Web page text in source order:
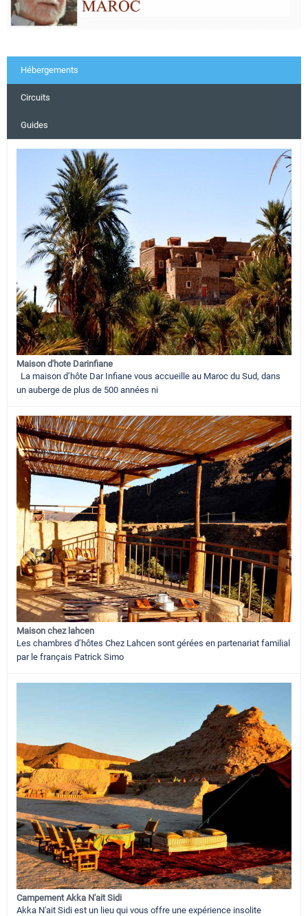
Hébergements
Circuits
Guides
Maison d'hote Darinfiane
La maison d’hôte Dar Infiane vous accueille au Maroc du Sud, dans
un auberge de plus de 500 années ni
Maison chez lahcen
Les chambres d’hôtes Chez Lahcen sont gérées en partenariat familial
par le français Patrick Simo
Campement Akka N'ait Sidi
Akka N'ait Sidi est un lieu qui vous offre une expérience insolite